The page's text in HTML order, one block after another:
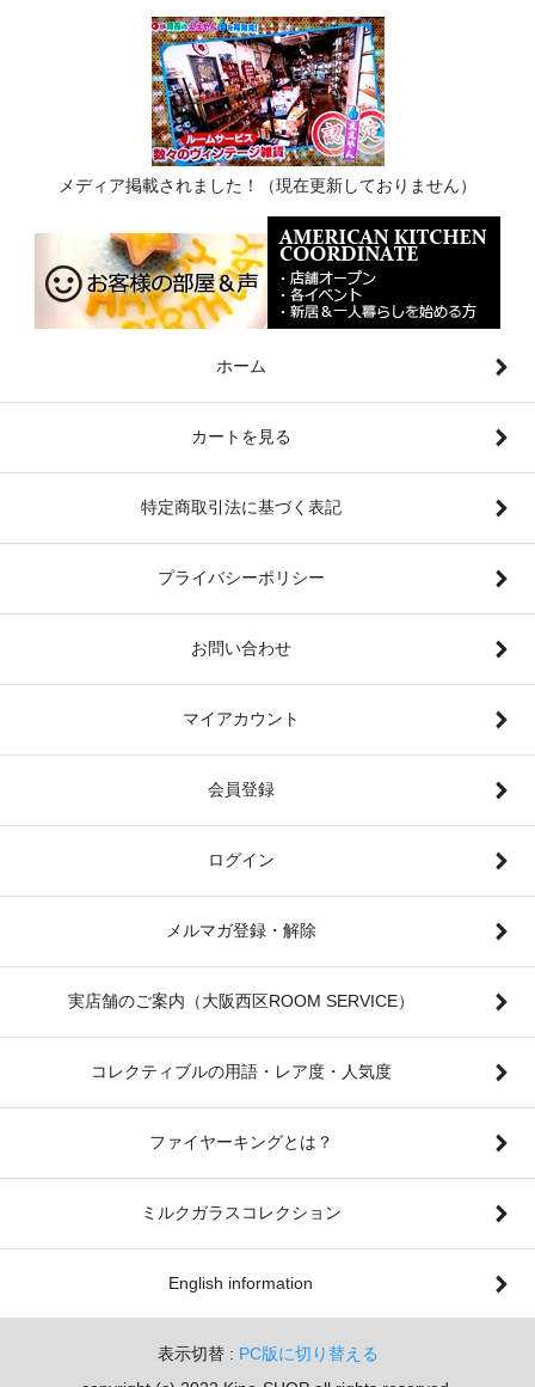
メディア掲載されました！（現在更新しておりません）
ホーム
カートを見る
特定商取引法に基づく表記
プライバシーポリシー
お問い合わせ
マイアカウント
会員登録
ログイン
メルマガ登録・解除
実店舗のご案内（大阪西区ROOM SERVICE）
コレクティブルの用語・レア度・人気度
ファイヤーキングとは？
ミルクガラスコレクション
English information
表示切替 : PC版に切り替える